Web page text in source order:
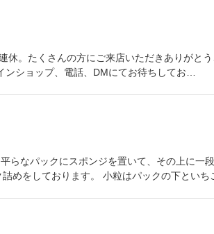
休。たくさんの方にご来店いただきありがと
ンショップ、電話、DMにてお待ちしてお…
らなパックにスポンジを置いて、その上に
めをしております。 小粒はパックの下とい